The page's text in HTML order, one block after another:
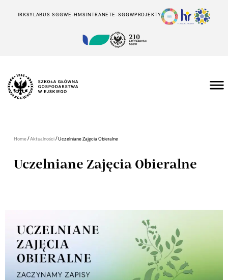
IRKSYLABUS SGGWE-HMSINTRANETE-SGGWPROJEKTY
Home/Aktualności/Uczelniane Zajęcia Obieralne
Uczelniane Zajęcia Obieralne